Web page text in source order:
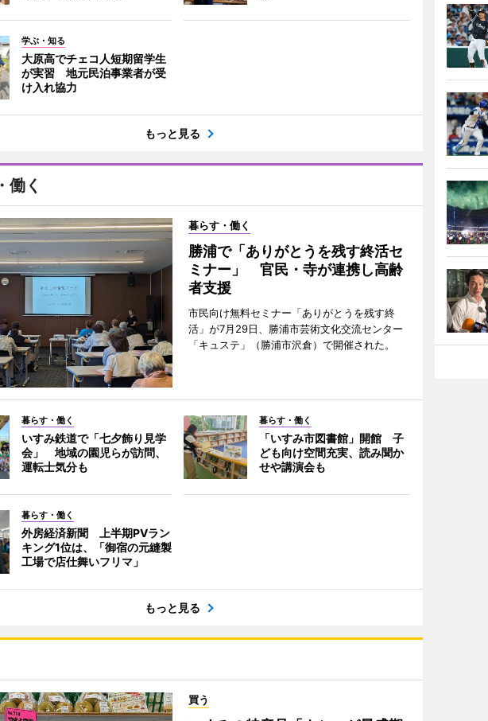
学ぶ・知る
大原高でチェコ人短期留学生
が実習 地元民泊事業者が受
け入れ協力
もっと見る
働く
暮らす・働く
勝浦で「ありがとうを残す終活セ
ミナー」 官民・寺が連携し高齢
者支援
市民向け無料セミナー「ありがとうを残す終
活」が7月29日、勝浦市芸術文化交流センター
「キュステ」（勝浦市沢倉）で開催された。
暮らす・働く
いすみ鉄道で「七夕飾り見学
会」 地域の園児らが訪問、
運転士気分も
暮らす・働く
「いすみ市図書館」開館 子
ども向け空間充実、読み聞か
せや講演会も
暮らす・働く
外房経済新聞 上半期PVラン
キング1位は、「御宿の元縫製
工場で店仕舞いフリマ」
もっと見る
買う